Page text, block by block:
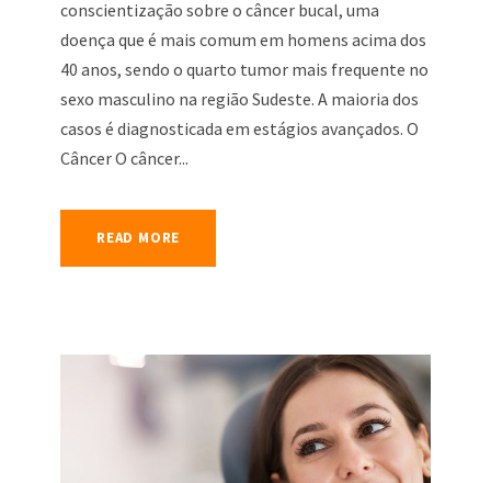
conscientização sobre o câncer bucal, uma
doença que é mais comum em homens acima dos
40 anos, sendo o quarto tumor mais frequente no
sexo masculino na região Sudeste. A maioria dos
casos é diagnosticada em estágios avançados. O
Câncer O câncer...
READ MORE